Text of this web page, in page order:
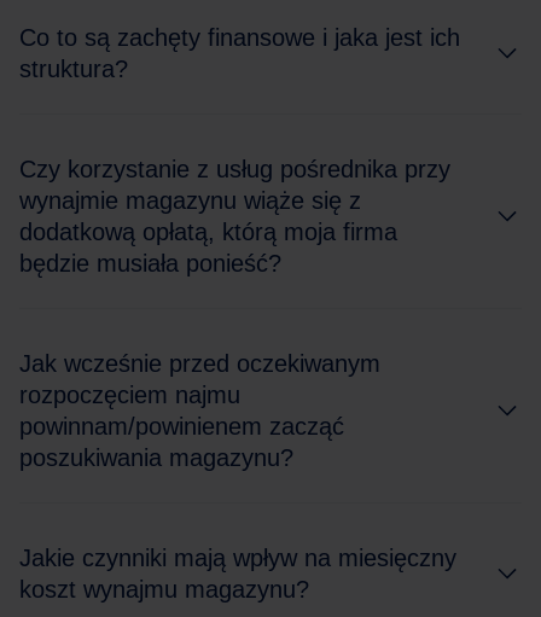
Co to są zachęty finansowe i jaka jest ich
struktura?
Czy korzystanie z usług pośrednika przy
wynajmie magazynu wiąże się z
dodatkową opłatą, którą moja firma
będzie musiała ponieść?
Jak wcześnie przed oczekiwanym
rozpoczęciem najmu
powinnam/powinienem zacząć
poszukiwania magazynu?
Jakie czynniki mają wpływ na miesięczny
koszt wynajmu magazynu?